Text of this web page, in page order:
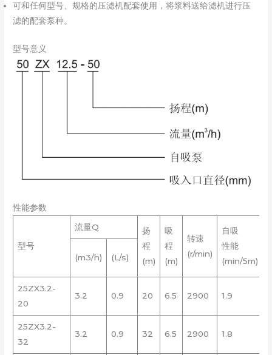
可和任何型号、规格的压滤机配套使用，将浆料送给滤机进行压
滤的配套泵种。
型号意义
性能参数
型号
流量Q
扬
程
(m)
吸
程
(m)
转速
(r/min)
自吸
性能
(min/5m)
(m3/h) (L/s)
25ZX3.2-
20
3.2 0.9 20 6.5 2900 1.9
25ZX3.2-
32
3.2 0.9 32 6.5 2900 1.8